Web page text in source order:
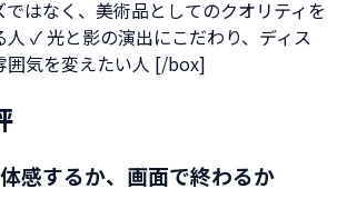
はなく、美術品としてのクオリティを
人 ✓ 光と影の演出にこだわり、ディス
囲気を変えたい人 [/box]
感するか、画面で終わるか